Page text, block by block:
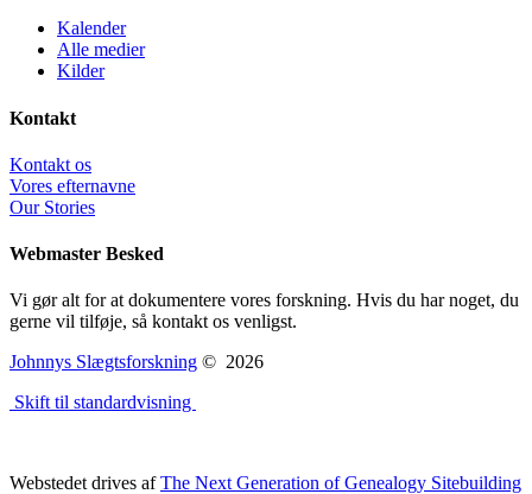
Kalender
Alle medier
Kilder
Kontakt
Kontakt os
Vores efternavne
Our Stories
Webmaster Besked
Vi gør alt for at dokumentere vores forskning. Hvis du har noget, du
gerne vil tilføje, så kontakt os venligst.
Johnnys Slægtsforskning © 2026
Skift til standardvisning
Webstedet drives afThe Next Generation of Genealogy Sitebuilding